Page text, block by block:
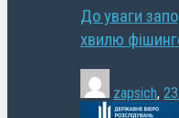
До уваги
хвилю
zapsich,